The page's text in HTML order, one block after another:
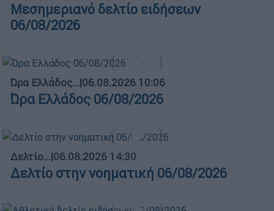
Μεσημεριανό δελτίο ειδήσεων
06/08/2026
Ώρα Ελλάδος...|06.08.2026 10:06
Ώρα Ελλάδος 06/08/2026
Δελτίο...|06.08.2026 14:30
Δελτίο στην νοηματική 06/08/2026